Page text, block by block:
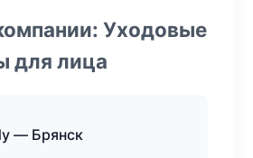
Уходовые
для лица
— Брянск